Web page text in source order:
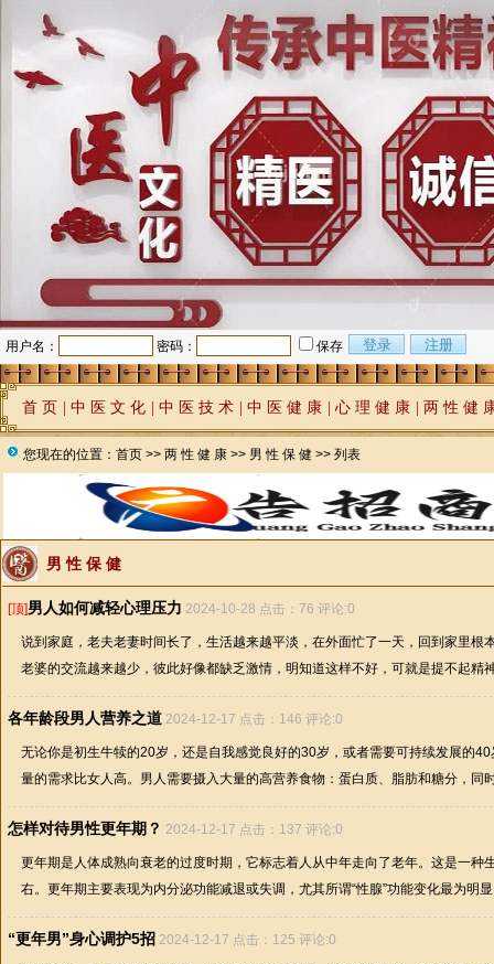
用户名： 密码： 保存
首 页 中 医 文 化 中 医 技 术 中 医 健 康 心 理 健 康 两 性 健
您现在的位置： 首页 >> 两 性 健 康 >> 男 性 保 健 >> 列表
男 性 保 健
[顶]男人如何减轻心理压力 2024-10-28 点击：76 评论:0
说到家庭，老夫老妻时间长了，生活越来越平淡，在外面忙了一天，回到家里根
老婆的交流越来越少，彼此好像都缺乏激情，明知道这样不好，可就是提不起精
各年龄段男人营养之道 2024-12-17 点击：146 评论:0
无论你是初生牛犊的20岁，还是自我感觉良好的30岁，或者需要可持续发展的
量的需求比女人高。男人需要摄入大量的高营养食物：蛋白质、脂肪和糖分，同
怎样对待男性更年期？ 2024-12-17 点击：137 评论:0
更年期是人体成熟向衰老的过度时期，它标志着人从中年走向了老年。这是一
右。更年期主要表现为内分泌功能减退或失调，尤其所谓“性腺”功能变化最为明
“更年男”身心调护5招 2024-12-17 点击：125 评论:0